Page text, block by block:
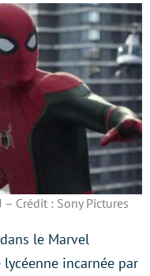
Crédit : Sony Pictures
le Marvel
lycéenne incarnée par